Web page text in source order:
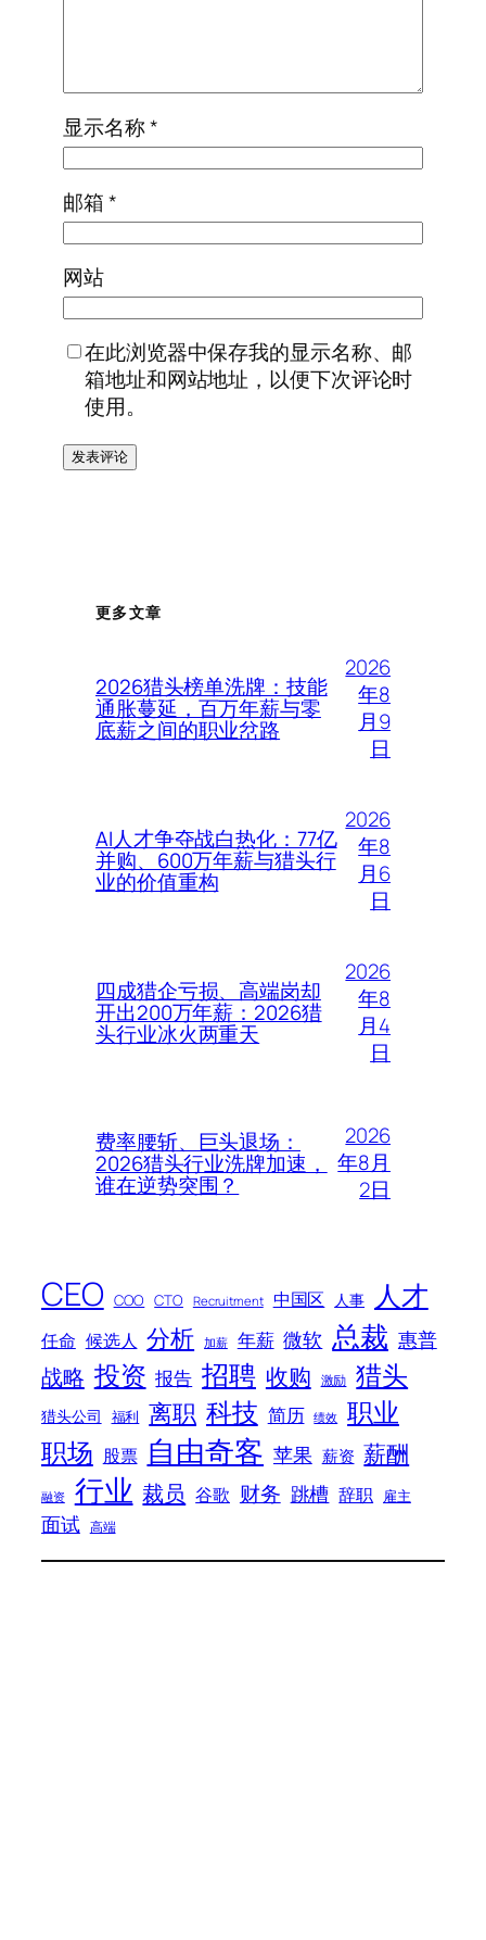
显示名称*
邮箱*
网站
在此浏览器中保存我的显示名称、邮
箱地址和网站地址，以便下次评论时
使用。
更多文章
2026猎头榜单洗牌：技能
通胀蔓延，百万年薪与零
底薪之间的职业岔路
2026
年8
月9
日
AI人才争夺战白热化：77亿
并购、600万年薪与猎头行
业的价值重构
2026
年8
月6
日
四成猎企亏损、高端岗却
开出200万年薪：2026猎
头行业冰火两重天
2026
年8
月4
日
费率腰斩、巨头退场：
2026猎头行业洗牌加速，
谁在逆势突围？
2026
年8月
2日
CEO COO CTO Recruitment 中国区 人事 人才
任命 候选人 分析 加薪 年薪 微软 总裁 惠普
战略 投资 报告 招聘 收购 激励 猎头
猎头公司 福利 离职 科技 简历 绩效 职业
职场 股票 自由奇客 苹果 薪资 薪酬
融资 行业 裁员 谷歌 财务 跳槽 辞职 雇主
面试 高端